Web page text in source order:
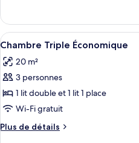
Chambre
Double
Économique
le
type
de
Chambre
Double
Afficher
toutes
les
photos
pour
ce
type
de
1
Chambre Triple Économique
20 m²
3 personnes
1 lit double et 1 lit 1 place
Wi-Fi gratuit
Plus de détails
Plus